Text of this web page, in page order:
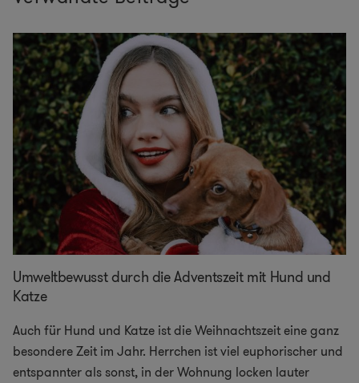
Umweltbewusst durch die Adventszeit mit Hund und
Katze
Auch für Hund und Katze ist die Weihnachtszeit eine ganz
besondere Zeit im Jahr. Herrchen ist viel euphorischer und
entspannter als sonst, in der Wohnung locken lauter